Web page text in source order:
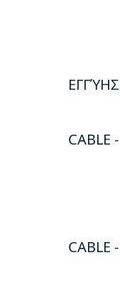
CABLE
CABLE